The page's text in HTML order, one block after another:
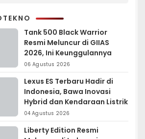
Tank 500 Black Warrior
Resmi Meluncur di GIIAS
2026, Ini Keunggulannya
06 Agustus 2026
Lexus ES Terbaru Hadir di
Indonesia, Bawa Inovasi
Hybrid dan Kendaraan Listrik
04 Agustus 2026
Liberty Edition Resmi